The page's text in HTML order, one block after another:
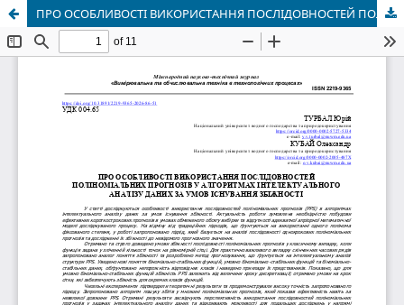
ПРО ОСОБЛИВОСТІ ВИКОРИСТАННЯ ПОСЛІДОВНОСТЕЙ ПОЛІНОМІАЛЬНИХ ПРОГНОЗІВ У АЛГОРИТМАХ ІНТЕЛЕКТУАЛЬНОГО АНАЛІЗУ ДАНИХ ЗА УМОВ ІСНУВАННЯ ЗБІЖНОСТІ